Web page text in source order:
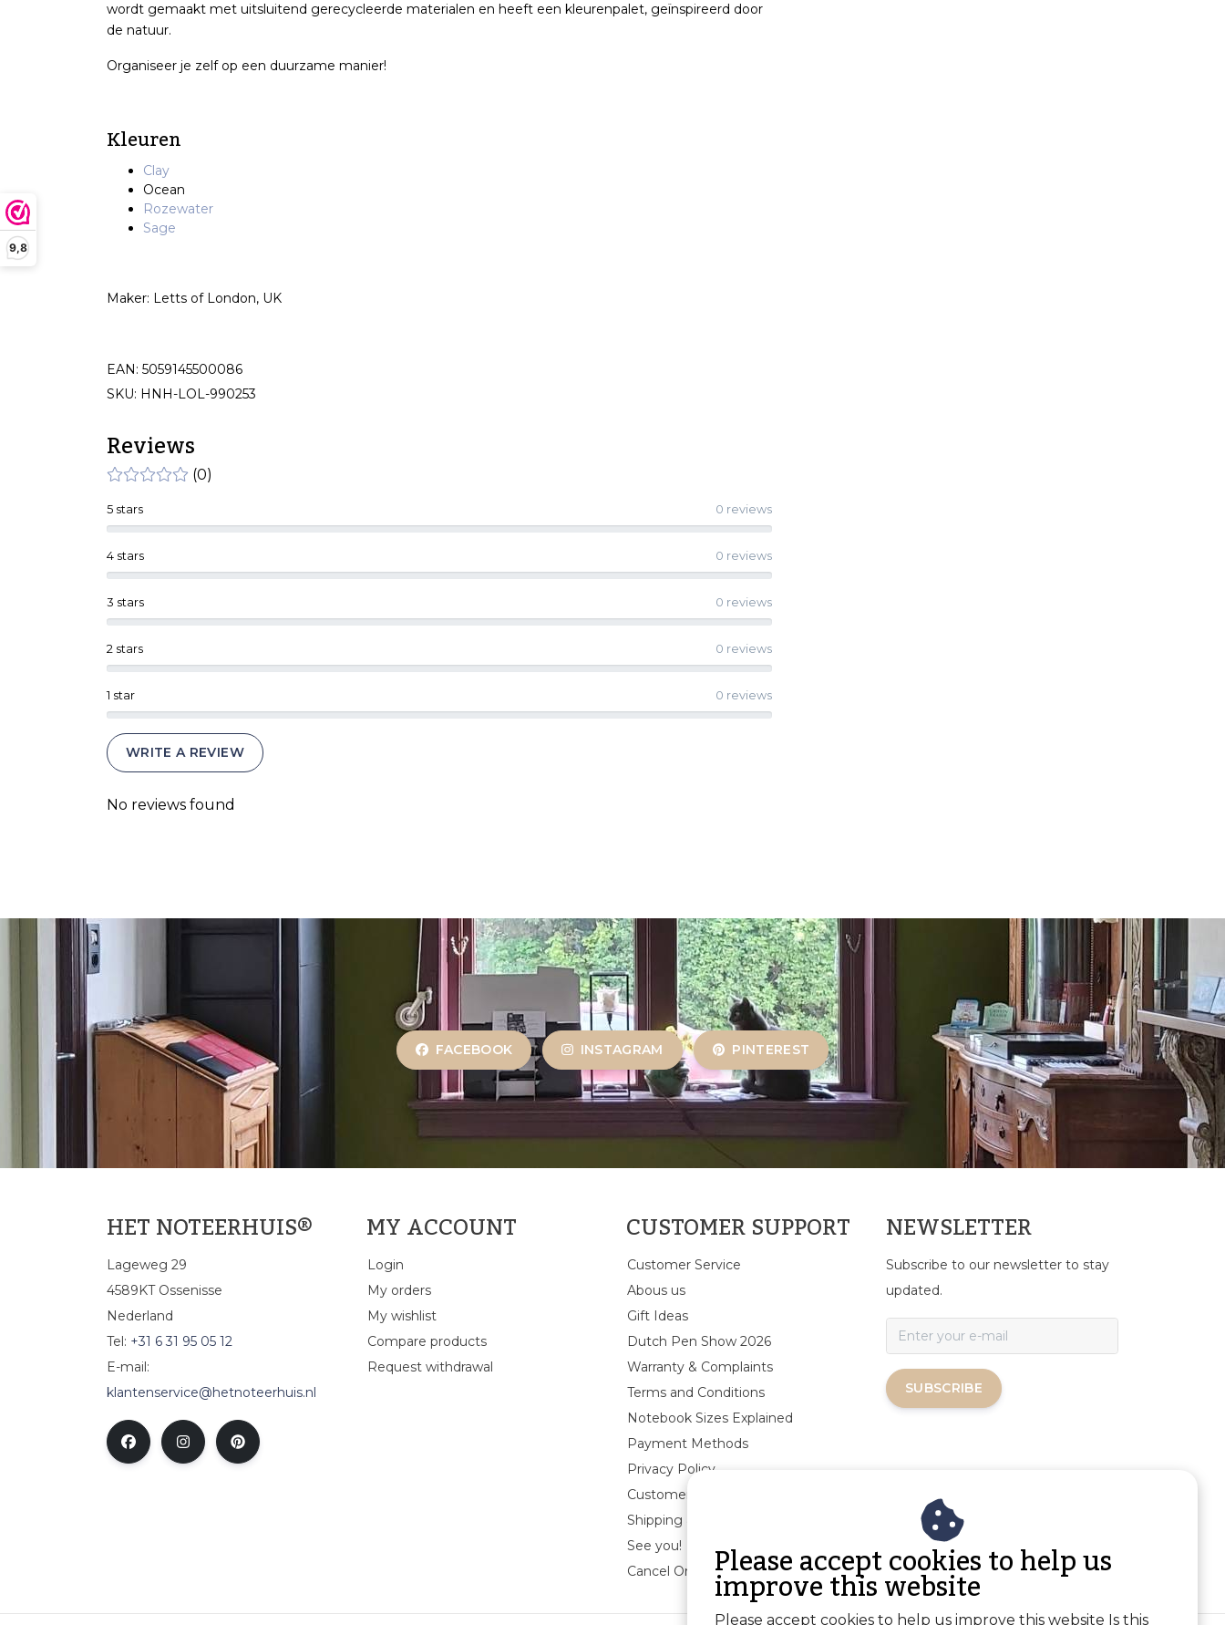
9,8
wordt gemaakt met uitsluitend gerecycleerde materialen en heeft een kleurenpalet, geïnspireerd door
de natuur.
Organiseer je zelf op een duurzame manier!
Kleuren
Clay
Ocean
Rozewater
Sage
Maker: Letts of London, UK
EAN: 5059145500086
SKU: HNH-LOL-990253
Reviews
(0)
1 star 0 reviews
2 stars 0 reviews
3 stars 0 reviews
4 stars 0 reviews
5 stars 0 reviews
WRITE A REVIEW
No reviews found
FACEBOOK INSTAGRAM PINTEREST
HET NOTEERHUIS®
Lageweg 29
4589KT Ossenisse
Nederland
Tel: +31 6 31 95 05 12
E-mail:
klantenservice@hetnoteerhuis.nl
MY ACCOUNT
Login
My orders
My wishlist
Compare products
Request withdrawal
CUSTOMER SUPPORT
Customer Service
Abous us
Gift Ideas
Dutch Pen Show 2026
Warranty & Complaints
Terms and Conditions
Notebook Sizes Explained
Payment Methods
Privacy Policy
Customer Reviews
Shipping & returns
See you!
Cancel Order
NEWSLETTER
Subscribe to our newsletter to stay
updated.
SUBSCRIBE
Please accept cookies to help us
improve this website
Please accept cookies to help us improve this website Is this